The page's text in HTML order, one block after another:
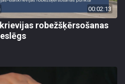
00:02:13
robežšķērsošanas